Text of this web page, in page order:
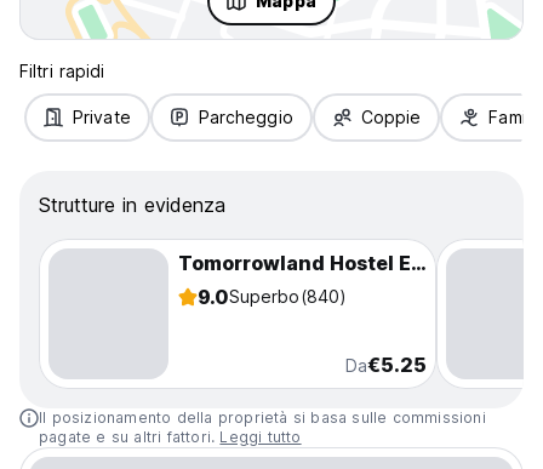
Filtri rapidi
Private Parcheggio Coppie
Strutture in evidenza
Tomorrowland Hostel Ella
9.0Superbo(840)
Da€5.25
Il posizionamento della proprietà si basa sulle commissioni
pagate e su altri fattori. Leggi tutto